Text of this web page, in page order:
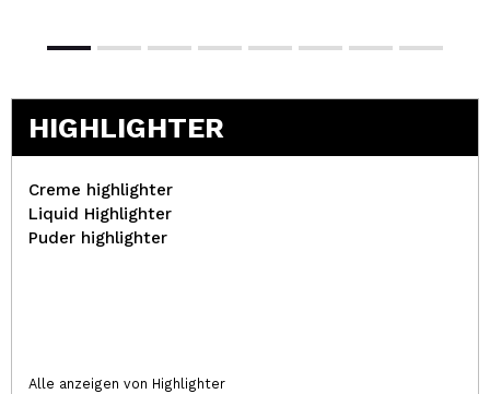
HIGHLIGHTER
Creme highlighter
Liquid Highlighter
Puder highlighter
Alle anzeigen von Highlighter